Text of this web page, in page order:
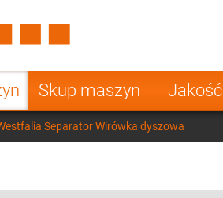
Skup maszyn Jakość
Poland
Separator Wirówka dyszowa